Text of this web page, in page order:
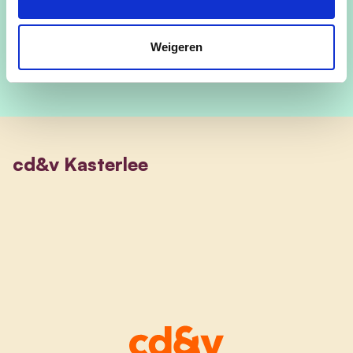
Weigeren
guy.vandeperre@kasterlee.be
cd&v Kasterlee